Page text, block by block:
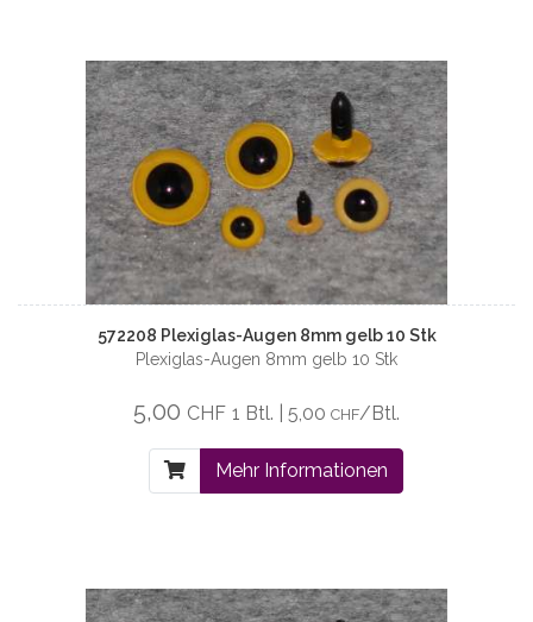
572208 Plexiglas-Augen 8mm gelb 10 Stk
Plexiglas-Augen 8mm gelb 10 Stk
5,00 CHF 1 Btl. | 5,00 CHF/Btl.
Mehr Informationen